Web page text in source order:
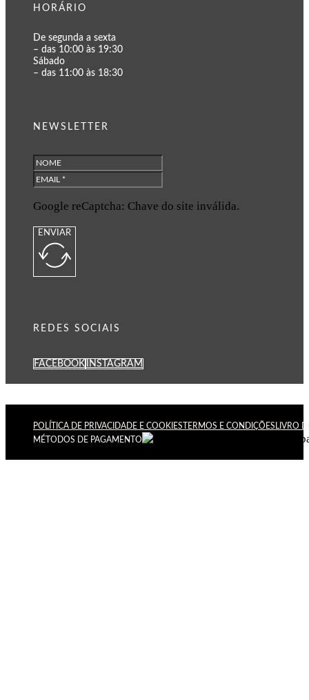
HORÁRIO
De segunda a sexta
– das 10:00 às 19:30
Sábado
– das 11:00 às 18:30
NEWSLETTER
Google reCaptcha: Chave do site inválida.
ENVIAR
REDES SOCIAIS
FACEBOOK INSTAGRAM
POLÍTICA DE PRIVACIDADE E COOKIES TERMOS E CONDIÇÕES LIVRO
MÉTODOS DE PAGAMENTO